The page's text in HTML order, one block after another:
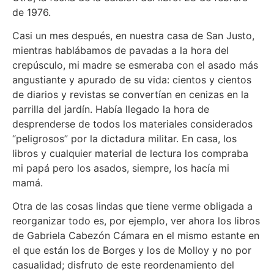
de 1976.
Casi un mes después, en nuestra casa de San Justo,
mientras hablábamos de pavadas a la hora del
crepúsculo, mi madre se esmeraba con el asado más
angustiante y apurado de su vida: cientos y cientos
de diarios y revistas se convertían en cenizas en la
parrilla del jardín. Había llegado la hora de
desprenderse de todos los materiales considerados
“peligrosos” por la dictadura militar. En casa, los
libros y cualquier material de lectura los compraba
mi papá pero los asados, siempre, los hacía mi
mamá.
Otra de las cosas lindas que tiene verme obligada a
reorganizar todo es, por ejemplo, ver ahora los libros
de Gabriela Cabezón Cámara en el mismo estante en
el que están los de Borges y los de Molloy y no por
casualidad; disfruto de este reordenamiento del